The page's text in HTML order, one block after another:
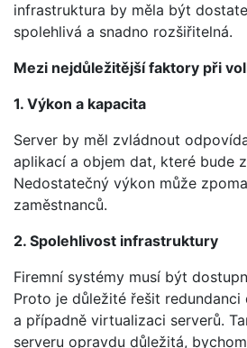
infrastruktura by měla být
spolehlivá a snadno rozšiřitelná.
Mezi nejdůležitější faktory při
1. Výkon a kapacita
Server by měl zvládnout
aplikací a objem dat, které bude
Nedostatečný výkon může
zaměstnanců.
2. Spolehlivost infrastruktury
Firemní systémy musí být
Proto je důležité řešit redundanci
a případně virtualizaci serverů.
serveru opravdu důležitá,